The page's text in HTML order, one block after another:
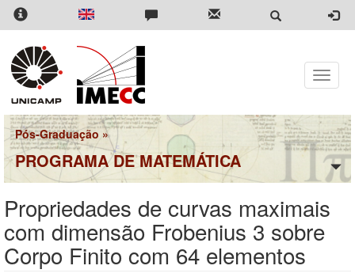
Pular
para
conteúdo
principal
Toggle
Pós-Graduação »
PROGRAMA DE MATEMÁTICA
Propriedades de curvas maximais
com dimensão Frobenius 3 sobre
Corpo Finito com 64 elementos